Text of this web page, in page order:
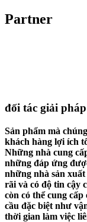
Partner
đối tác giải pháp
Sản phẩm mà
khách hàng lợi ích
Những nhà cung
những đáp ứng
những nhà sản
rãi và có độ tin cậy
còn có thể cung
cầu đặc biệt như
thời gian làm việc